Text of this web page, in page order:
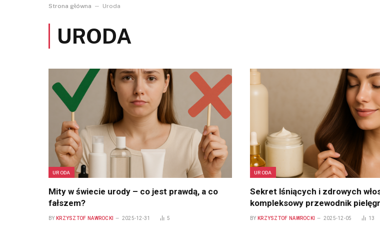
Strona główna – Uroda
URODA
URODA
Mity w świecie urody – co jest prawdą, a co
fałszem?
BY KRZYSZTOF NAWROCKI 2025-12-31 5
URODA
Sekret lśniących i zdrowych
kompleksowy przewodnik
BY KRZYSZTOF NAWROCKI 2025-12-05 13
przygotować
lata?
2026-06-30